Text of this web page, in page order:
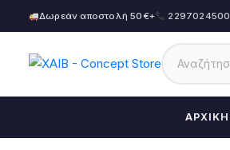
Δωρεάν αποστολή 50€+ 2297024500
ΑΡΧΙΚΉ